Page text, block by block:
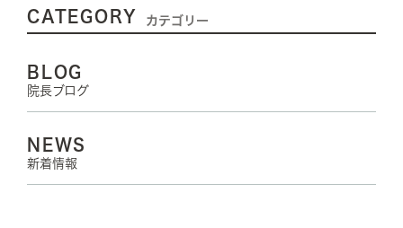
CATEGORY カテゴリー
BLOG
院長ブログ
NEWS
新着情報